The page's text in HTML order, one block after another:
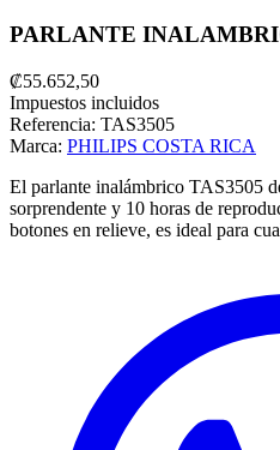
PARLANTE
₡55.652,50
Impuestos incluidos
Referencia: TAS3505
Marca: PHILIPS COSTA RICA
El parlante inalámbrico TAS3505
sorprendente y 10 horas de
botones en relieve, es ideal para